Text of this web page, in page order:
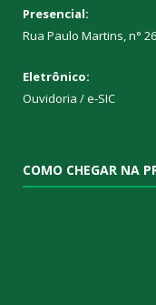
Presencial:
Rua Paulo Martins, n°
Eletrônico:
Ouvidoria /e-SIC
COMO CHEGAR NA